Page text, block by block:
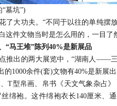
墓坑”)
大功夫。“不同于以往的单纯摆
这件文物当时是怎么用的，一目了
“马王堆”陈列40%是新展品
出的两大展览中，“湖南人——三
1000余件(套)文物有40%是新展出
型帛画、帛书《天文气象杂占》
绵袍。这件绵袍衣长140厘米、